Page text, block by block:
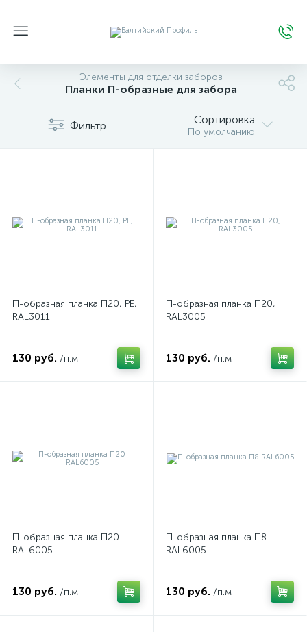
Элементы для отделки заборов
Планки П-образные для забора
Фильтр Сортировка
По умолчанию
П-образная планка П20, РЕ,
RAL3011
130 руб. /п.м
П-образная планка П20,
RAL3005
130 руб. /п.м
П-образная планка П20
RAL6005
130 руб. /п.м
П-образная планка П8
RAL6005
130 руб. /п.м